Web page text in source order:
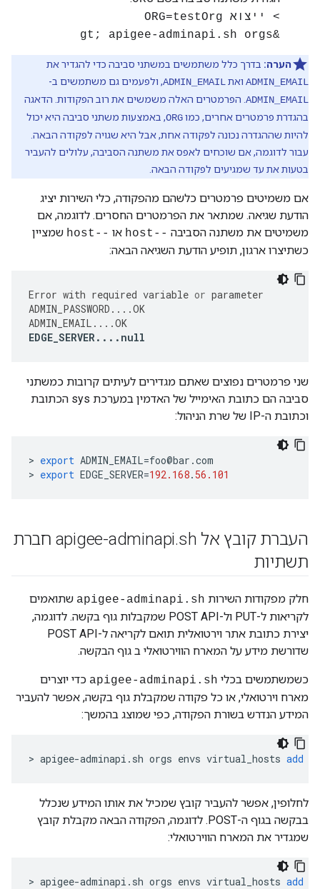
> ייצוא ORG=testOrg
&gt; apigee-adminapi.sh orgs
הערה: בדרך כלל משתמשים במשתני סביבה כדי להגדיר את
ADMIN_EMAIL ואתADMIN_EMAIL, ולפעמים גם משתמשים ב-
ADMIN_EMAIL . הפרמטרים האלה משמשים את רוב הפקודות. הדאגה
בהגדרת פרמטרים אחרים, כמוORG, באמצעות משתני סביבה היא יכול
להיות שההגדרה נכונה לפקודה אחת, אבל היא שגויה לפקודה הבאה.
עבור לדוגמה, אם שוכחים לאפס את משתנה הסביבה, עלולים להעביר
בטעות את עד שמגיעים לפקודה הבאה.
אם משמיטים פרמטרים כלשהם מהפקודה, כלי השירות יציג
הודעת שגיאה. שמתאר את הפרמטרים החסרים. לדוגמה, אם
משמיטים את משתנה הסביבה --host או --host
שמציין
כשתיצרו ארגון, תופיע הודעת השגיאה הבאה:
Error with required variable or parameter
ADMIN_PASSWORD ....OK
ADMIN_EMAIL ....OK
EDGE_SERVER.... null
שני פרמטרים נפוצים שאתם מגדירים לעיתים קרובות כמשתני
סביבה הם כתובת האימייל של האדמין במערכת sys הכתובת
וכתובת ה-IP של שרת הניהול:
> export ADMIN_EMAIL=foo@bar .com
> export EDGE_SERVER=192.168. 56.101
העברת קובץ אל apigee-adminapi .
sh חברת
תשתיות
חלק מפקודות השירות apigee-adminapi.sh שתואמים
לקריאות ל-PUT ול-POST API שמקבלות גוף בקשה. לדוגמה,
יצירת כתובת אתר וירטואלית תואם לקריאה ל-POST API
שדורשת מידע על המארח הווירטואלי ב גוף הבקשה.
כשמשתמשים בכלי apigee-adminapi.sh כדי יוצרים
מארח וירטואלי, או כל פקודה שמקבלת גוף בקשה, אפשר להעביר
המידע הנדרש בשורת הפקודה, כפי שמוצג בהמשך:
> apigee-adminapi . sh orgs envs virtual_hosts add
לחלופין, אפשר להעביר קובץ שמכיל את אותו המידע שנכלל
בבקשה בגוף ה-POST. לדוגמה, הפקודה הבאה מקבלת קובץ
שמגדיר את המארח הווירטואלי:
> apigee-adminapi . sh orgs envs virtual_hosts add